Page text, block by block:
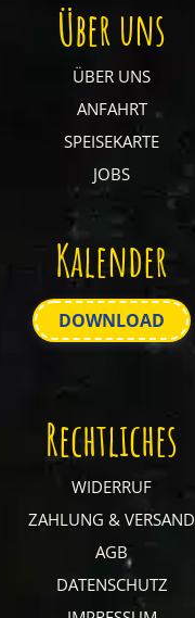
Über uns
ÜBER UNS
ANFAHRT
SPEISEKARTE
JOBS
Kalender
DOWNLOAD
Rechtliches
WIDERRUF
ZAHLUNG & VERSAND
AGB
DATENSCHUTZ